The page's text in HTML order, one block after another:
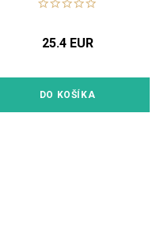
25.4 EUR
DO KOŠÍKA